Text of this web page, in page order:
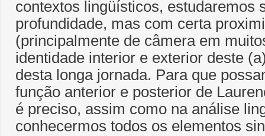
contextos lingüísticos, estudaremos
profundidade, mas com certa
(principalmente de câmera em
identidade interior e exterior deste
desta longa jornada. Para que
função anterior e posterior de
é preciso, assim como na análise
conhecermos todos os elementos